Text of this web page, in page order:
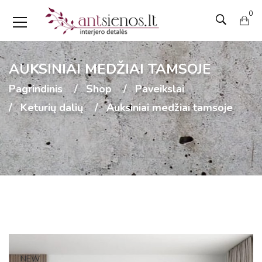
0
AUKSINIAI MEDŽIAI TAMSOJE
Pagrindinis Shop
Paveikslai
Keturių dalių
Auksiniai medžiai tamsoje
NEW